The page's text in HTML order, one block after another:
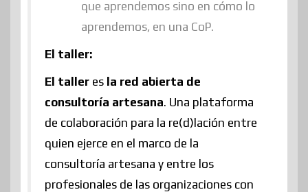
que aprendemos sino en cómo lo
aprendemos, en una CoP.
El taller:
El taller es la red abierta de
consultoría artesana. Una plataforma
de colaboración para la re(d)lación entre
quien ejerce en el marco de la
consultoría artesana y entre los
profesionales de las organizaciones con